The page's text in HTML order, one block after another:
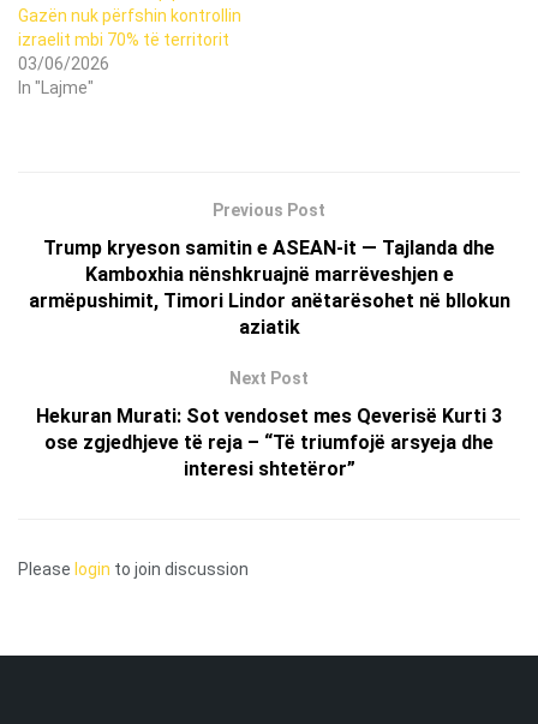
Gazën nuk përfshin kontrollin
izraelit mbi 70% të territorit
03/06/2026
In "Lajme"
Previous Post
Trump kryeson samitin e ASEAN-it — Tajlanda dhe
Kamboxhia nënshkruajnë marrëveshjen e
armëpushimit, Timori Lindor anëtarësohet në bllokun
aziatik
Next Post
Hekuran Murati: Sot vendoset mes Qeverisë Kurti 3
ose zgjedhjeve të reja – “Të triumfojë arsyeja dhe
interesi shtetëror”
Please login to join discussion